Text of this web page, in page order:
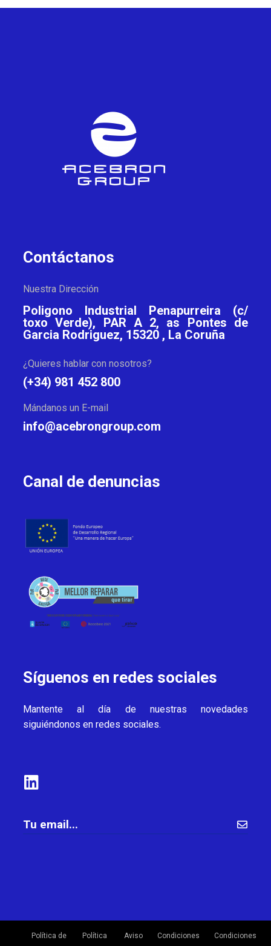
Contáctanos
Nuestra Dirección
Poligono Industrial Penapurreira (c/
toxo Verde), PAR A 2, as Pontes de
Garcia Rodriguez, 15320 , La Coruña
¿Quieres hablar con nosotros?
(+34) 981 452 800
Mándanos un E-mail
info@acebrongroup.com
Canal de denuncias
Síguenos en redes sociales
Mantente al día de nuestras novedades
siguiéndonos en redes sociales.
Política de Política Aviso Condiciones Condiciones